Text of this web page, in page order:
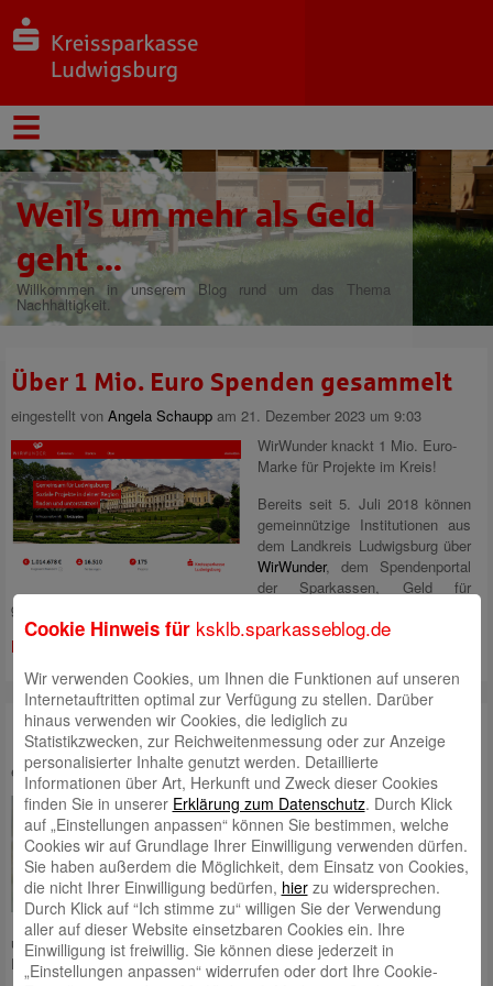
Weil’s um mehr als Geld
geht ...
Willkommen in unserem Blog rund um das Thema
Nachhaltigkeit.
Über 1 Mio. Euro Spenden gesammelt
eingestellt von Angela Schaupp am 21. Dezember 2023 um 9:03
WirWunder knackt 1 Mio. Euro-
Marke für Projekte im Kreis!
Bereits seit 5. Juli 2018 können
gemeinnützige Institutionen aus
dem Landkreis Ludwigsburg über
WirWunder, dem Spendenportal
der Sparkassen, Geld für
gemeinnützige Projekte vor Ort sammeln.
Mehr lesen
Nur gemeinsam schaffen wir Wunder!
eingestellt vonAngela Schauppam 29. November 2021 um 9:00
In Deutschland engagieren sich
viele Menschen mit viel Herzblut
in Vereinen und für
gemeinnützige Projekte. Das
finden wir großartig! Wir wollen
dabei helfen, das Engagement in
unserer Region weiter zu stärken und neue Unterstützer für soziale
Projekte zu gewinnen.Mehr lesen
Cookie Hinweis für ksklb.sparkasseblog.de
Wir verwenden Cookies, um Ihnen die Funktionen auf unseren
Internetauftritten optimal zur Verfügung zu stellen. Darüber
hinaus verwenden wir Cookies, die lediglich zu
Statistikzwecken, zur Reichweitenmessung oder zur Anzeige
personalisierter Inhalte genutzt werden. Detaillierte
Informationen über Art, Herkunft und Zweck dieser Cookies
finden Sie in unserer Erklärung zum Datenschutz. Durch Klick
auf „Einstellungen anpassen“ können Sie bestimmen, welche
Cookies wir auf Grundlage Ihrer Einwilligung verwenden dürfen.
Sie haben außerdem die Möglichkeit, dem Einsatz von Cookies,
die nicht Ihrer Einwilligung bedürfen, hierzu widersprechen.
Durch Klick auf “Ich stimme zu“ willigen Sie der Verwendung
aller auf dieser Website einsetzbaren Cookies ein. Ihre
Einwilligung ist freiwillig. Sie können diese jederzeit in
„Einstellungen anpassen“ widerrufen oder dort Ihre Cookie-